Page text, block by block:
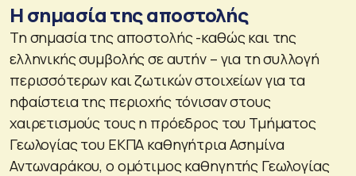
Η σημασία της αποστολής
Τη σημασία της αποστολής -καθώς και της
ελληνικής συμβολής σε αυτήν – για τη συλλογή
περισσότερων και ζωτικών στοιχείων για τα
ηφαίστεια της περιοχής τόνισαν στους
χαιρετισμούς τους η πρόεδρος του Τμήματος
Γεωλογίας του ΕΚΠΑ καθηγήτρια Ασημίνα
Αντωναράκου, ο ομότιμος καθηγητής Γεωλογίας